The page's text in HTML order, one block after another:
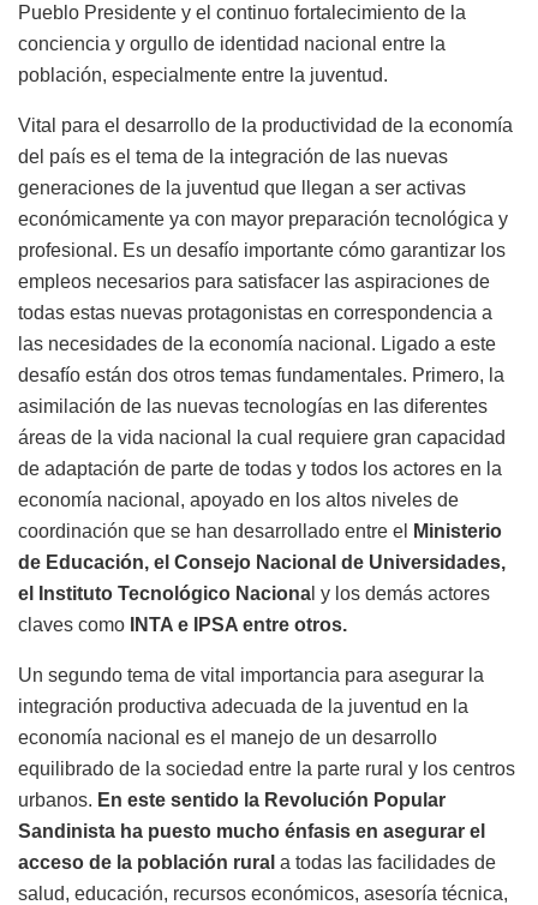
Pueblo Presidente y el continuo fortalecimiento de la
conciencia y orgullo de identidad nacional entre la
población, especialmente entre la juventud.
Vital para el desarrollo de la productividad de la economía
del país es el tema de la integración de las nuevas
generaciones de la juventud que llegan a ser activas
económicamente ya con mayor preparación tecnológica y
profesional. Es un desafío importante cómo garantizar los
empleos necesarios para satisfacer las aspiraciones de
todas estas nuevas protagonistas en correspondencia a
las necesidades de la economía nacional. Ligado a este
desafío están dos otros temas fundamentales. Primero, la
asimilación de las nuevas tecnologías en las diferentes
áreas de la vida nacional la cual requiere gran capacidad
de adaptación de parte de todas y todos los actores en la
economía nacional, apoyado en los altos niveles de
coordinación que se han desarrollado entre el
Ministerio
de Educación, el Consejo Nacional de Universidades,
el Instituto Tecnológico Naciona l y los demás actores
claves como
INTA e IPSA entre otros.
Un segundo tema de vital importancia para asegurar la
integración productiva adecuada de la juventud en la
economía nacional es el manejo de un desarrollo
equilibrado de la sociedad entre la parte rural y los centros
urbanos. En este sentido la Revolución Popular
Sandinista ha puesto mucho énfasis en asegurar el
acceso de la población rural a todas las facilidades de
salud, educación, recursos económicos, asesoría técnica,